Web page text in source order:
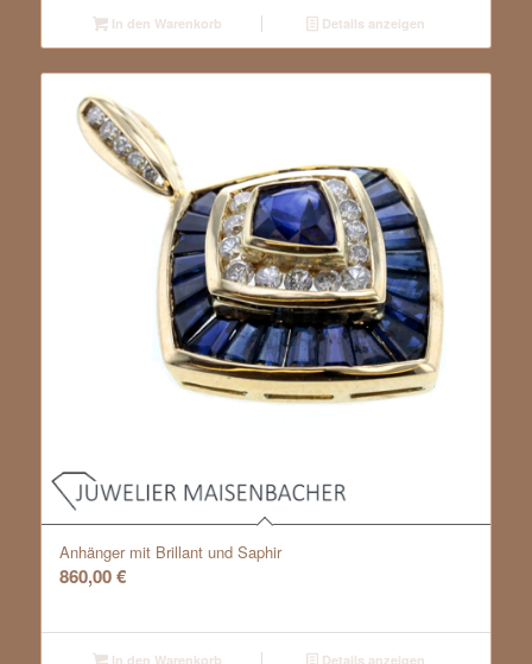
In den Warenkorb Details anzeigen
Anhänger mit Brillant und Saphir
860,00€
In den Warenkorb Details anzeigen